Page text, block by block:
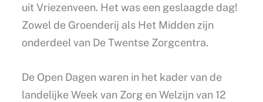
uit Vriezenveen. Het was een geslaagde dag!
Zowel de Groenderij als Het Midden zijn
onderdeel van De Twentse Zorgcentra.
De Open Dagen waren in het kader van de
landelijke Week van Zorg en Welzijn van 12